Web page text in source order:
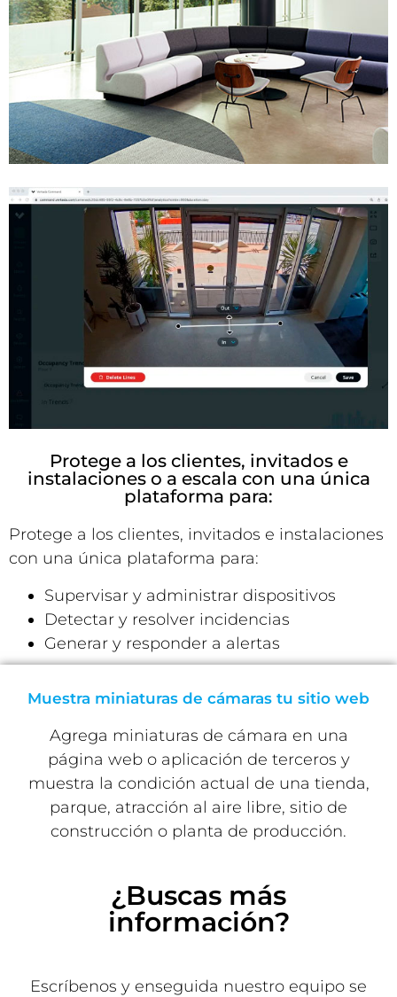
Protege a los clientes, invitados e
instalaciones o a escala con una única
plataforma para:
Protege a los clientes, invitados e instalaciones
con una única plataforma para:
Supervisar y administrar dispositivos
Detectar y resolver incidencias
Generar y responder a alertas
Muestra miniaturas de cámaras tu sitio web
Agrega miniaturas de cámara en una
página web o aplicación de terceros y
muestra la condición actual de una tienda,
parque, atracción al aire libre, sitio de
construcción o planta de producción.
¿Buscas más
información?
Escríbenos y enseguida nuestro equipo se